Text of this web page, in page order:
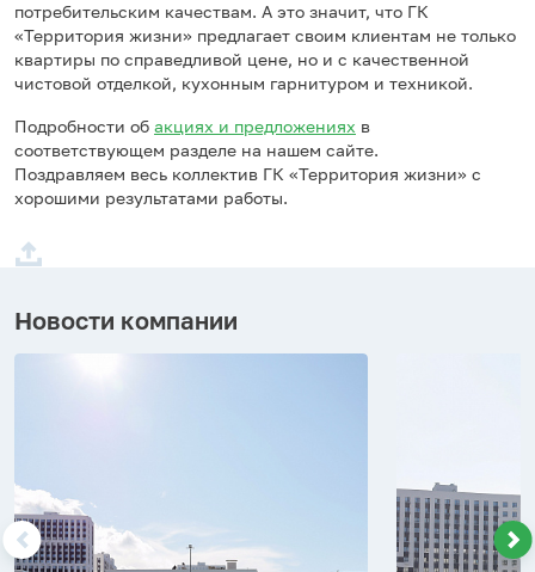
потребительским качествам. А это значит, что ГК
«Территория жизни» предлагает своим клиентам не только
квартиры по справедливой цене, но и с качественной
чистовой отделкой, кухонным гарнитуром и техникой.
Подробности об акциях и предложениях в
соответствующем разделе на нашем сайте.
Поздравляем весь коллектив ГК «Территория жизни» с
хорошими результатами работы.
Новости компании